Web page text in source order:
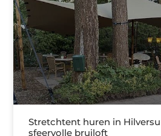
Stretchtent huren in
sfeervolle bruiloft